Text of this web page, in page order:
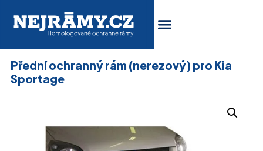
Přední ochranný rám (nerezový) pro Kia
Sportage